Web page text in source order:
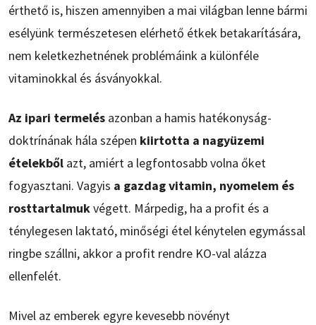
érthető is, hiszen amennyiben a mai világban lenne bármi
esélyünk természetesen elérhető étkek betakarítására,
nem keletkezhetnének problémáink a különféle
vitaminokkal és ásványokkal.
Az ipari termelés azonban a hamis hatékonyság-
doktrínának hála szépen kiirtotta a nagyüzemi
ételekből azt, amiért a legfontosabb volna őket
fogyasztani. Vagyis a gazdag vitamin, nyomelem és
rosttartalmukvégett. Márpedig, ha a profit és a
ténylegesen laktató, minőségi étel kénytelen egymással
ringbe szállni, akkor a profit rendre KO-val alázza
ellenfelét.
Mivel az emberek egyre kevesebb növényt